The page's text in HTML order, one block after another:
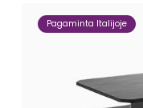
Pagaminta Italijoje